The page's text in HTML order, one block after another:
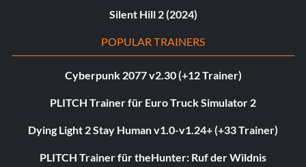
Silent Hill 2 (2024)
POPULAR TRAINERS
Cyberpunk 2077 v2.30 (+12 Trainer)
PLITCH Trainer für Euro Truck Simulator 2
Dying Light 2 Stay Human v1.0-v1.24+ (+33 Trainer)
PLITCH Trainer für theHunter: Ruf der Wildnis